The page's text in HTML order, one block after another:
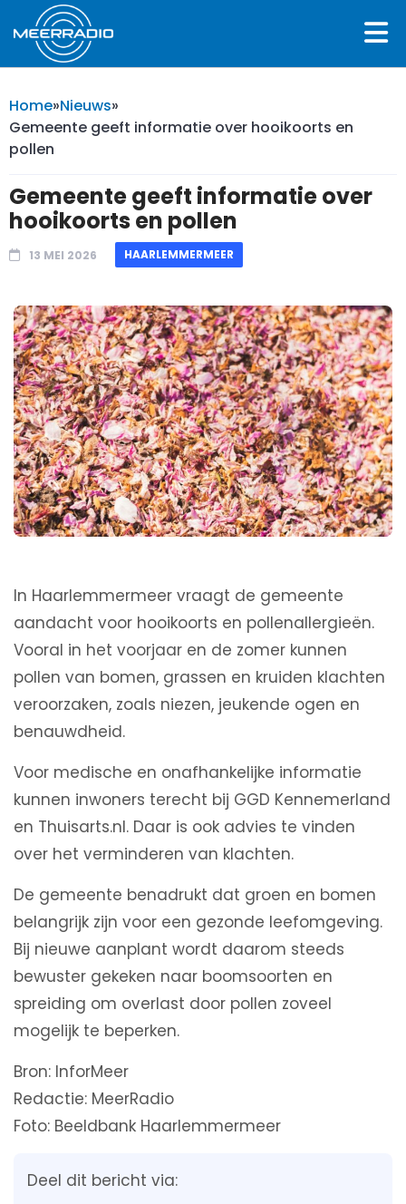
Home»Nieuws»
Gemeente geeft informatie over hooikoorts en
pollen
Gemeente geeft informatie over
hooikoorts en pollen
13 MEI 2026 HAARLEMMERMEER
In Haarlemmermeer vraagt de gemeente
aandacht voor hooikoorts en pollenallergieën.
Vooral in het voorjaar en de zomer kunnen
pollen van bomen, grassen en kruiden klachten
veroorzaken, zoals niezen, jeukende ogen en
benauwdheid.
Voor medische en onafhankelijke informatie
kunnen inwoners terecht bij GGD Kennemerland
en Thuisarts.nl. Daar is ook advies te vinden
over het verminderen van klachten.
De gemeente benadrukt dat groen en bomen
belangrijk zijn voor een gezonde leefomgeving.
Bij nieuwe aanplant wordt daarom steeds
bewuster gekeken naar boomsoorten en
spreiding om overlast door pollen zoveel
mogelijk te beperken.
Bron: InforMeer
Redactie: MeerRadio
Foto: Beeldbank Haarlemmermeer
Deel dit bericht via: